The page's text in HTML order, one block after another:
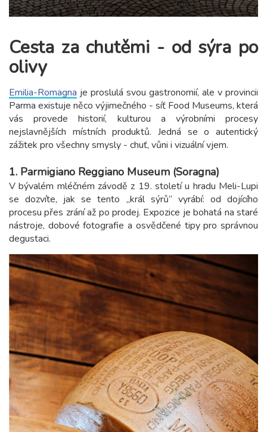
Cesta za chutěmi - od sýra po
olivy
Emilia-Romagna je proslulá svou gastronomií, ale v provincii
Parma existuje něco výjimečného - síť Food Museums, která
vás provede historií, kulturou a výrobními procesy
nejslavnějších místních produktů. Jedná se o autentický
zážitek pro všechny smysly - chuť, vůni i vizuální vjem.
1. Parmigiano Reggiano Museum (Soragna)
V bývalém mléčném závodě z 19. století u hradu Meli-Lupi
se dozvíte, jak se tento „král sýrů“ vyrábí: od dojícího
procesu přes zrání až po prodej. Expozice je bohatá na staré
nástroje, dobové fotografie a osvědčené tipy pro správnou
degustaci.